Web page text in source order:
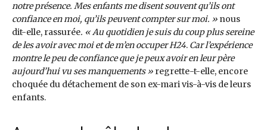
notre présence. Mes enfants me disent souvent qu’ils ont
confiance en moi, qu’ils peuvent compter sur moi. » nous
dit-elle, rassurée. « Au quotidien je suis du coup plus sereine
de les avoir avec moi et de m’en occuper H24. Car l’expérience
montre le peu de confiance que je peux avoir en leur père
aujourd’hui vu ses manquements » regrette-t-elle, encore
choquée du détachement de son ex-mari vis-à-vis de leurs
enfants.